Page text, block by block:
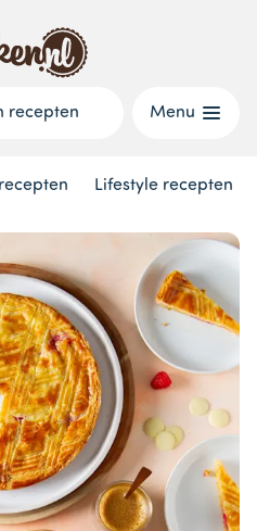
recepten Menu
Lifestyle recepten